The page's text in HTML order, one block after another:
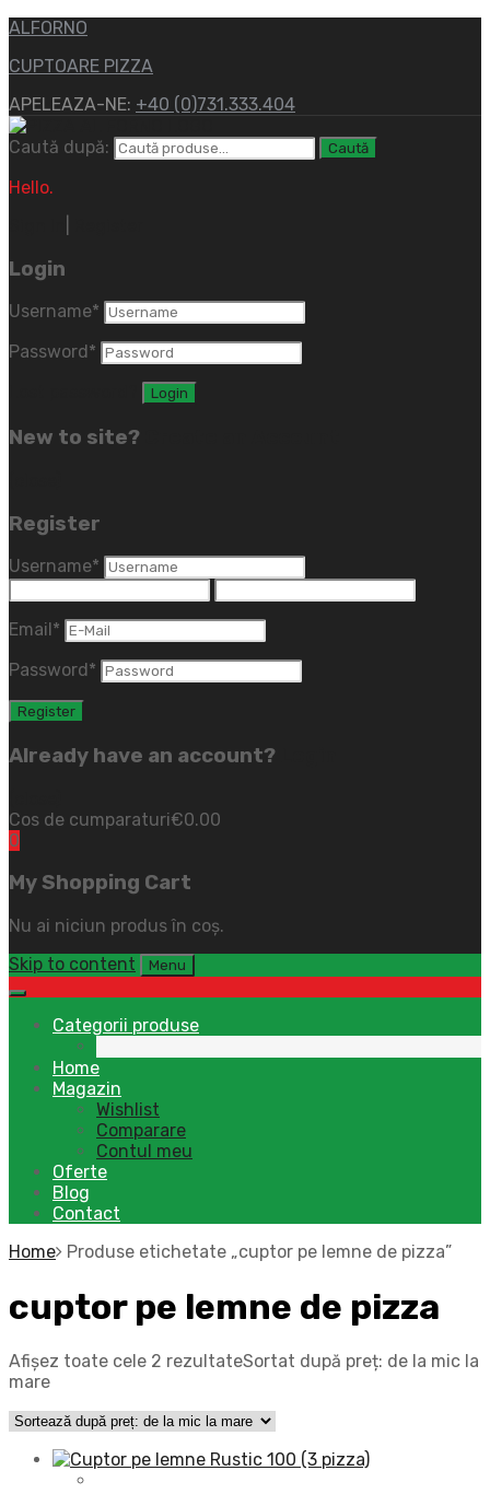
ALFORNO
CUPTOARE PIZZA
APELEAZA-NE: +40 (0)731.333.404
Caută după: Caută
Hello.
Login
Username*
Password *
New to site?
Register
Username*
Email *
Password *
Already have an account?
Cos de cumparaturi€0.00
0
My Shopping Cart
Nu ai niciun produs în coș.
Skip to content
Menu
Categorii produse
Home
Magazin
Wishlist
Comparare
Contul meu
Oferte
Blog
Contact
Home
Produse etichetate „cuptor pe lemne de pizza”
cuptor pe lemne de pizza
Afișez toate cele 2 rezultateSortat după preț: de la mic la
mare